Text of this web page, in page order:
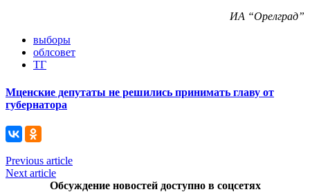
ИА “Орелград”
выборы
облсовет
ТГ
Мценские депутаты не решились принимать главу от
губернатора
Previous article
Next article
Обсуждение новостей доступно в соцсетях